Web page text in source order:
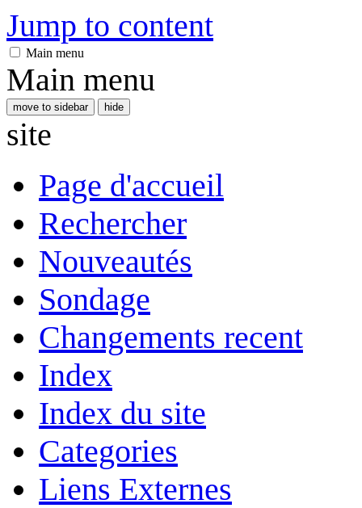
Jump to content
Main menu
Main menu
move to sidebar hide
site
Page d'accueil
Rechercher
Nouveautés
Sondage
Changements recent
Index
Index du site
Categories
Liens Externes